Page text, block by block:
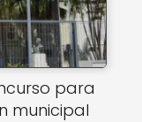
para
municipal